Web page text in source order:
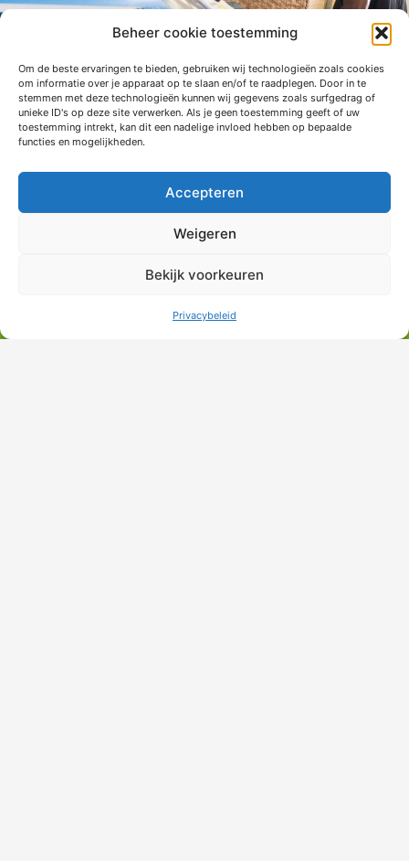
Beheer cookie toestemming
Om de beste ervaringen te bieden, gebruiken wij technologieën zoals cookies
om informatie over je apparaat op te slaan en/of te raadplegen. Door in te
stemmen met deze technologieën kunnen wij gegevens zoals surfgedrag of
unieke ID's op deze site verwerken. Als je geen toestemming geeft of uw
toestemming intrekt, kan dit een nadelige invloed hebben op bepaalde
functies en mogelijkheden.
Accepteren
Weigeren
Bekijk voorkeuren
Privacybeleid
Eine Auswahl passender Produkte
Contact
Nachhaltigkeit Mail Telefon